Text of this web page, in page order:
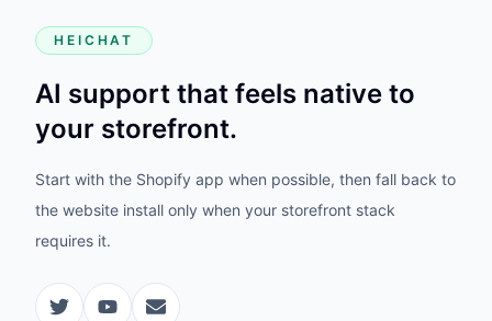
HEICHAT
AI support that feels native to
your storefront.
Start with the Shopify app when possible, then fall back to
the website install only when your storefront stack
requires it.